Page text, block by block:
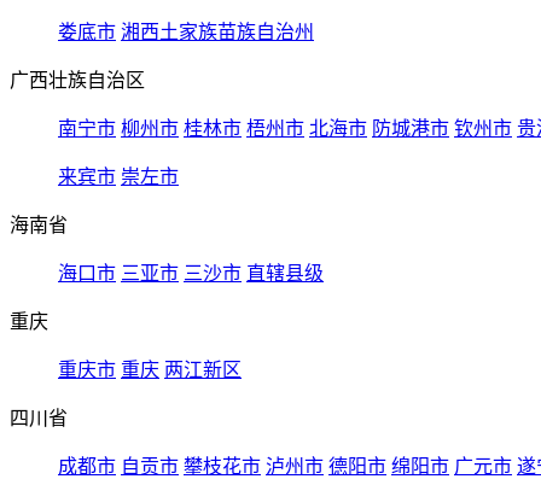
娄底市 湘西土家族苗族自治州
广西壮族自治区
南宁市 柳州市 桂林市 梧州市 北海市 防城港市 钦州市 贵
来宾市 崇左市
海南省
海口市 三亚市 三沙市 直辖县级
重庆
重庆市 重庆 两江新区
四川省
成都市 自贡市 攀枝花市 泸州市 德阳市 绵阳市 广元市 遂